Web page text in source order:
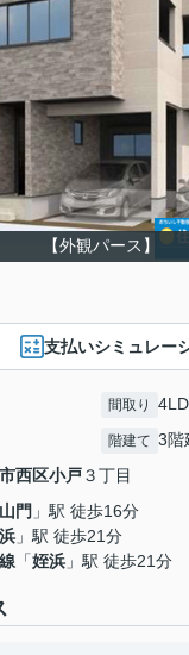
【外観パース】
支払いシミュレー
間取り
階建て 3階
西区小戸３丁目
門 」駅 徒歩16分
」駅 徒歩21分
「姪浜 」駅 徒歩21分